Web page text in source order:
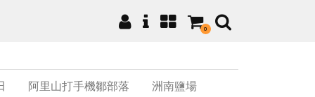
0
阿里山打手機鄒部落 洲南鹽場